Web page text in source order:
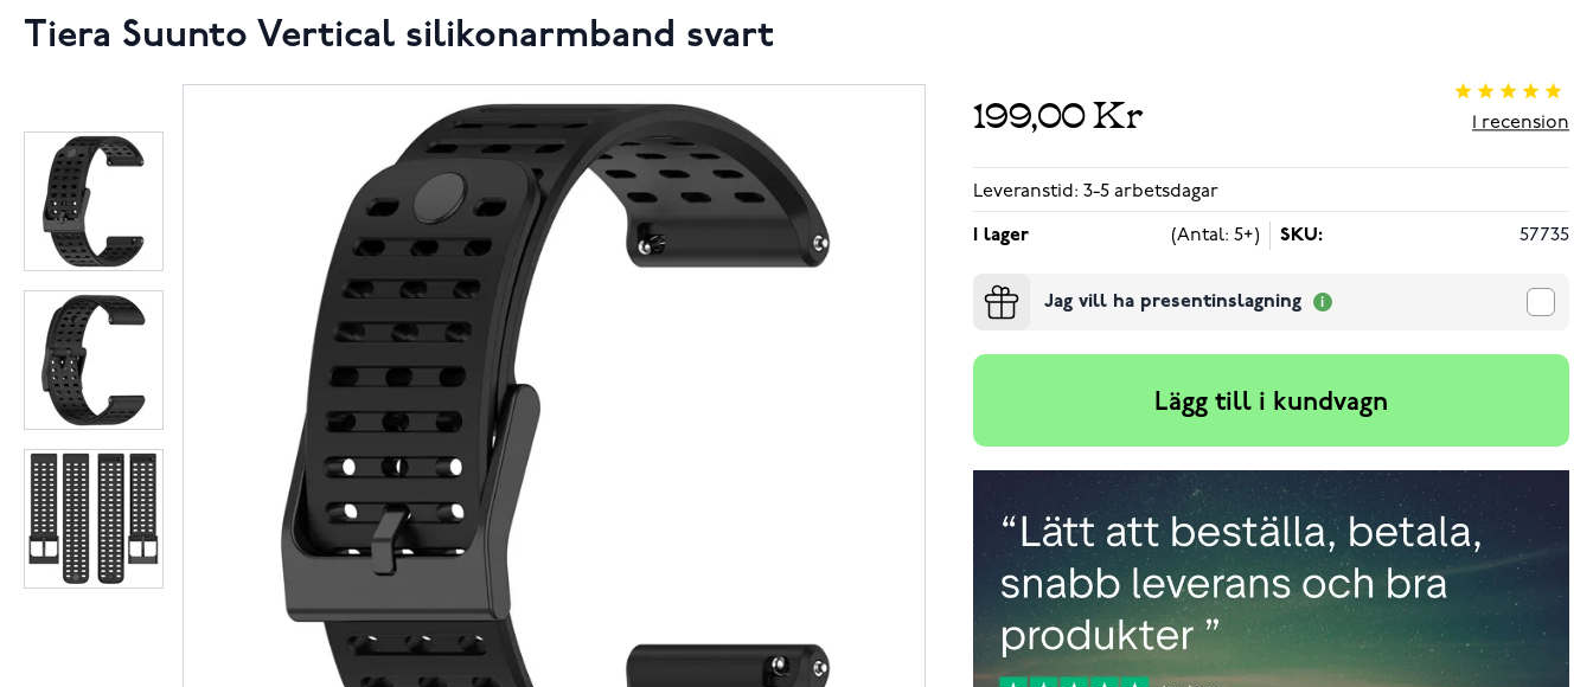
Tiera Suunto Vertical silikonarmband svart
199,00 Kr 1 recension
Leveranstid: 3-5 arbetsdagar
I lager (Antal: 5+) SKU: 57735
Jag vill ha presentinslagning
Lägg till i kundvagn